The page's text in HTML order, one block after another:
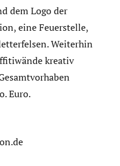
dem Logo der
eine Feuerstelle,
Weiterhin
kreativ
Euro.